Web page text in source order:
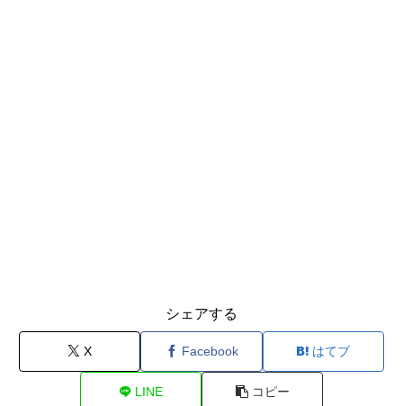
シェアする
X Facebook はてブ
LINE コピー